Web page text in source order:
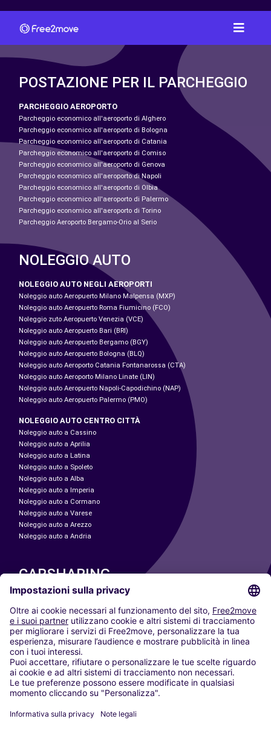
POSTAZIONE PER IL PARCHEGGIO
PARCHEGGIO AEROPORTO
Parcheggio economico all'aeroporto di Alghero
Parcheggio economico all'aeroporto di Bologna
Parcheggio economico all'aeroporto di Catania
Parcheggio economico all'aeroporto di Comiso
Parcheggio economico all'aeroporto di Genova
Parcheggio economico all'aeroporto di Napoli
Parcheggio economico all'aeroporto di Olbia
Parcheggio economico all'aeroporto di Palermo
Parcheggio economico all'aeroporto di Torino
Parcheggio Aeroporto Bergamo-Orio al Serio
NOLEGGIO AUTO
NOLEGGIO AUTO NEGLI AEROPORTI
Noleggio auto Aeropuerto Milano Malpensa (MXP)
Noleggio auto Aeropuerto Roma Fiumicino (FCO)
Noleggio zuto Aeropuerto Venezia (VCE)
Noleggio auto Aeropuerto Bari (BRI)
Noleggio auto Aeropuerto Bergamo (BGY)
Noleggio auto Aeropuerto Bologna (BLQ)
Noleggio auto Aeroporto Catania Fontanarossa (CTA)
Noleggio auto Aeroporto Milano Linate (LIN)
Noleggio auto Aeropuerto Napoli-Capodichino (NAP)
Noleggio auto Aeropuerto Palermo (PMO)
NOLEGGIO AUTO CENTRO CITTÀ
Noleggio auto a Cassino
Noleggio auto a Aprilia
Noleggio auto a Latina
Noleggio auto a Spoleto
Noleggio auto a Alba
Noleggio auto a Imperia
Noleggio auto a Cormano
Noleggio auto a Varese
Noleggio auto a Arezzo
Noleggio auto a Andria
CARSHARING
LE NOSTRE CITTÀ
Paris
Madrid
Washington DC
Milano
Roma
Torino
Vienna
Berlino
Düsseldorf